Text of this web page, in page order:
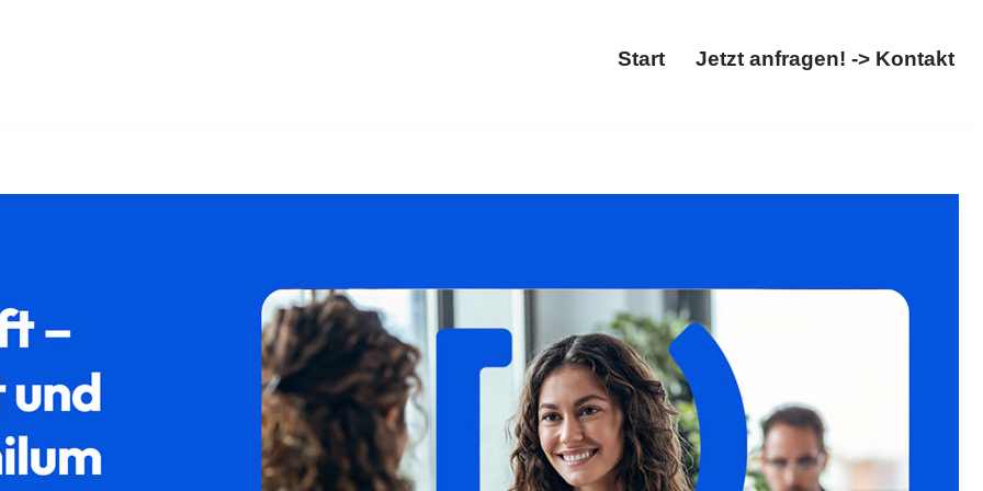
Start Jetzt anfragen! -> Kontakt
Sie ➡️ 𝐟𝐚𝐦𝐢𝐥𝐮𝐦, Ihr Rechtsanwalt in Bruckmühl. Sie werden begeistert sein ✉.